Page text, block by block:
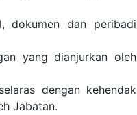
dokumen dan peribadi
yang dianjurkan oleh
dengan kehendak
Jabatan.